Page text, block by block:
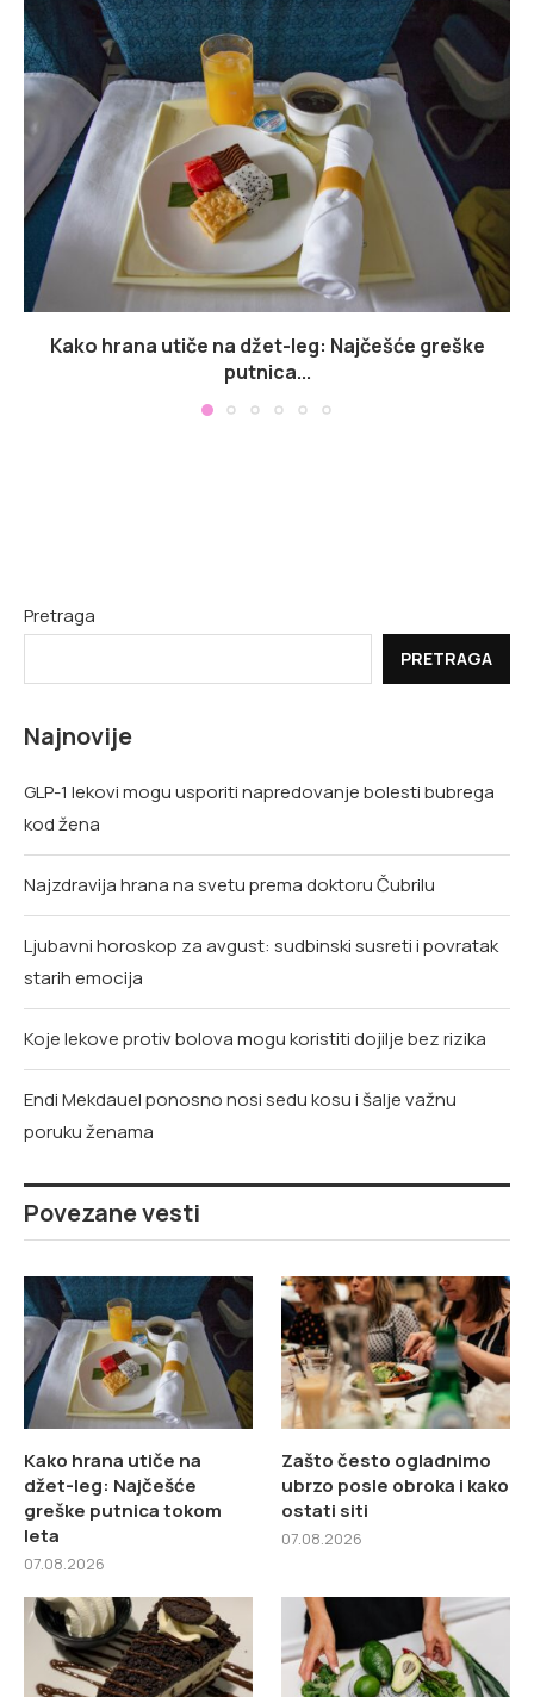
Kako hrana utiče na džet-leg: Najčešće greške
putnica...
Pretraga
PRETRAGA
Najnovije
GLP-1 lekovi mogu usporiti napredovanje bolesti bubrega
kod žena
Najzdravija hrana na svetu prema doktoru Čubrilu
Ljubavni horoskop za avgust: sudbinski susreti i povratak
starih emocija
Koje lekove protiv bolova mogu koristiti dojilje bez rizika
Endi Mekdauel ponosno nosi sedu kosu i šalje važnu
poruku ženama
Povezane vesti
Kako hrana utiče na
džet-leg: Najčešće
greške putnica tokom
leta
07.08.2026
Zašto često ogladnimo
ubrzo posle obroka i kako
ostati siti
07.08.2026